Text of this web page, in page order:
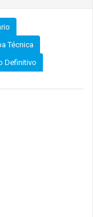
Técnica
Definitivo